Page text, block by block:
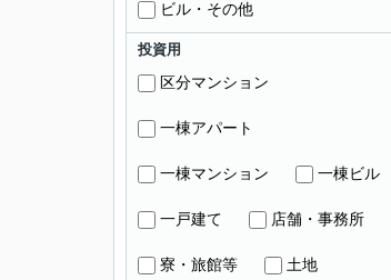
ビル・その他
投資用
区分マンション
一棟アパート
一棟マンション 一棟ビル
一戸建て 店舗・事務所
寮・旅館等 土地